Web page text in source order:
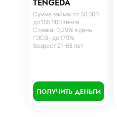
TENGEDA
Сумма займа: от 50 000
до 165 000 тенге
Ставка: 0,29% в день
ГЭСВ - до 179%
Возраст 21-68 лет
ПОЛУЧИТЬ ДЕНЬГИ